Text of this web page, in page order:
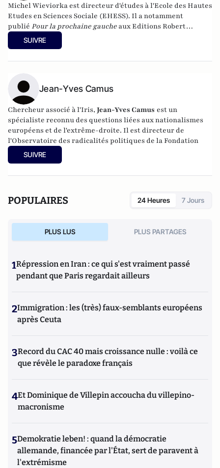
Michel Wieviorka est directeur d'études à l'Ecole des Hautes
Etudes en Sciences Sociale (EHESS). Il a notamment
publié Pour la prochaine gauche aux Editions Robert
Laffont etEvil chez Polity.
SUIVRE
Jean-Yves Camus
Chercheur associé à l'Iris, Jean-Yves Camus est un
spécialiste reconnu des questions liées aux nationalismes
européens et de l'extrême-droite. Il est directeur de
l'Observatoire des radicalités politiques de la Fondation
Jean-Jaurès
et senior fellow au Centre for the Analysis of
the Radical Right (CARR)
SUIVRE
POPULAIRES 24 Heures 7 Jours
PLUS LUS PLUS PARTAGES
1Répression en Iran : ce qui s'est vraiment passé
pendant que Paris regardait ailleurs
2Immigration : les (très) faux-semblants européens
après Ceuta
3Record du CAC 40 mais croissance nulle : voilà ce
que révèle le paradoxe français
4Et Dominique de Villepin accoucha du villepino-
macronisme
5Demokratie leben! : quand la démocratie
allemande, financée par l'État, sert de paravent à
l'extrémisme